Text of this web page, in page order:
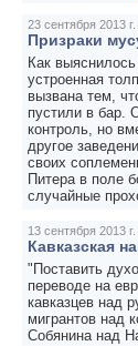
23 сентября 2013 г.
Призраки
Как
устроенная
вызвана тем,
пустили в бар.
контроль, но
другое
своих
Питера в поле
случайные
13 сентября 2013 г.
Кавказская
"Поставить
переводе на
кавказцев над
мигрантов над
Собянина над